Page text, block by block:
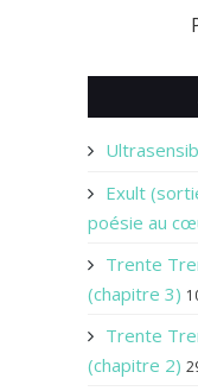
Exult
poésie au
Trente
(chapitre 3)
Trente
(chapitre 2)